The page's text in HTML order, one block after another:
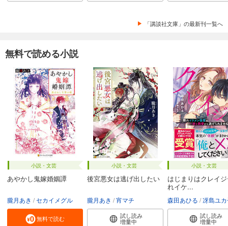
「講談社文庫」の最新刊一覧へ
無料で読める小説
小説・文芸
あやかし鬼嫁婚姻譚
朧月あき セカイメグル
無料で読む
小説・文芸
後宮悪女は逃げ出したい
朧月あき 宵マチ
試し読み
増量中
小説・文芸
はじまりはクレイ
れイケ...
森田あひる 冴島ユ
試し読み
増量中